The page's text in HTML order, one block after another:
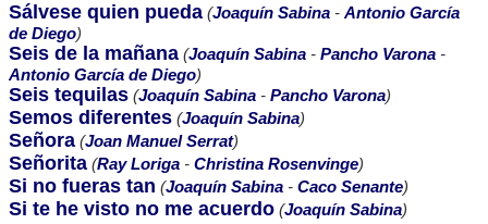
Sálvese quien pueda (Joaquín Sabina - Antonio García
de Diego)
Seis de la mañana (Joaquín Sabina - Pancho Varona -
Antonio García de Diego)
Seis tequilas (Joaquín Sabina - Pancho Varona)
Semos diferentes (Joaquín Sabina)
Señora (Joan Manuel Serrat)
Señorita (Ray Loriga - Christina Rosenvinge)
Si no fueras tan (Joaquín Sabina - Caco Senante)
Si te he visto no me acuerdo (Joaquín Sabina)